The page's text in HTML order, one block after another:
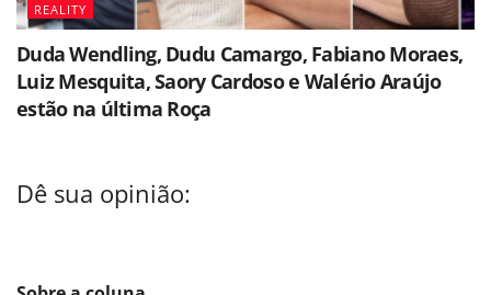
REALITY
Duda Wendling, Dudu Camargo, Fabiano Moraes,
Luiz Mesquita, Saory Cardoso e Walério Araújo
estão na última Roça
Dê sua opinião: